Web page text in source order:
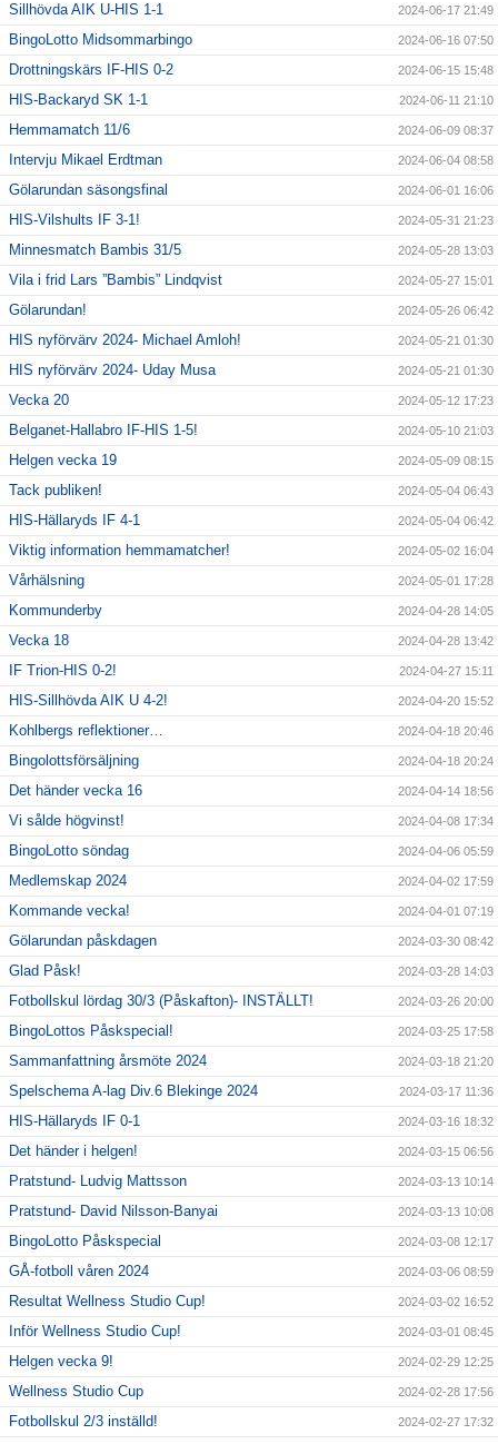
Sillhövda AIK U-HIS 1-1 2024-06-17 21:49
BingoLotto Midsommarbingo 2024-06-16 07:50
Drottningskärs IF-HIS 0-2 2024-06-15 15:48
HIS-Backaryd SK 1-1 2024-06-11 21:10
Hemmamatch 11/6 2024-06-09 08:37
Intervju Mikael Erdtman 2024-06-04 08:58
Gölarundan säsongsfinal 2024-06-01 16:06
HIS-Vilshults IF 3-1! 2024-05-31 21:23
Minnesmatch Bambis 31/5 2024-05-28 13:03
Vila i frid Lars ”Bambis” Lindqvist 2024-05-27 15:01
Gölarundan! 2024-05-26 06:42
HIS nyförvärv 2024- Michael Amloh! 2024-05-21 01:30
HIS nyförvärv 2024- Uday Musa 2024-05-21 01:30
Vecka 20 2024-05-12 17:23
Belganet-Hallabro IF-HIS 1-5! 2024-05-10 21:03
Helgen vecka 19 2024-05-09 08:15
Tack publiken! 2024-05-04 06:43
HIS-Hällaryds IF 4-1 2024-05-04 06:42
Viktig information hemmamatcher! 2024-05-02 16:04
Vårhälsning 2024-05-01 17:28
Kommunderby 2024-04-28 14:05
Vecka 18 2024-04-28 13:42
IF Trion-HIS 0-2! 2024-04-27 15:11
HIS-Sillhövda AIK U 4-2! 2024-04-20 15:52
Kohlbergs reflektioner… 2024-04-18 20:46
Bingolottsförsäljning 2024-04-18 20:24
Det händer vecka 16 2024-04-14 18:56
Vi sålde högvinst! 2024-04-08 17:34
BingoLotto söndag 2024-04-06 05:59
Medlemskap 2024 2024-04-02 17:59
Kommande vecka! 2024-04-01 07:19
Gölarundan påskdagen 2024-03-30 08:42
Glad Påsk! 2024-03-28 14:03
Fotbollskul lördag 30/3 (Påskafton)- INSTÄLLT! 2024-03-26 20:00
BingoLottos Påskspecial! 2024-03-25 17:58
Sammanfattning årsmöte 2024 2024-03-18 21:20
Spelschema A-lag Div.6 Blekinge 2024 2024-03-17 11:36
HIS-Hällaryds IF 0-1 2024-03-16 18:32
Det händer i helgen! 2024-03-15 06:56
Pratstund- Ludvig Mattsson 2024-03-13 10:14
Pratstund- David Nilsson-Banyai 2024-03-13 10:08
BingoLotto Påskspecial 2024-03-08 12:17
GÅ-fotboll våren 2024 2024-03-06 08:59
Resultat Wellness Studio Cup! 2024-03-02 16:52
Inför Wellness Studio Cup! 2024-03-01 08:45
Helgen vecka 9! 2024-02-29 12:25
Wellness Studio Cup 2024-02-28 17:56
Fotbollskul 2/3 inställd! 2024-02-27 17:32